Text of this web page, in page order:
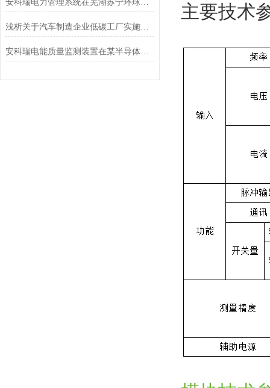
安科瑞电力管理系统在芜湖苏宁环球酒店的研究及应用
浅析关于汽车制造企业低碳工厂实施路径
安科瑞电能质量监测装置在某半导体公司的应用
主要技术